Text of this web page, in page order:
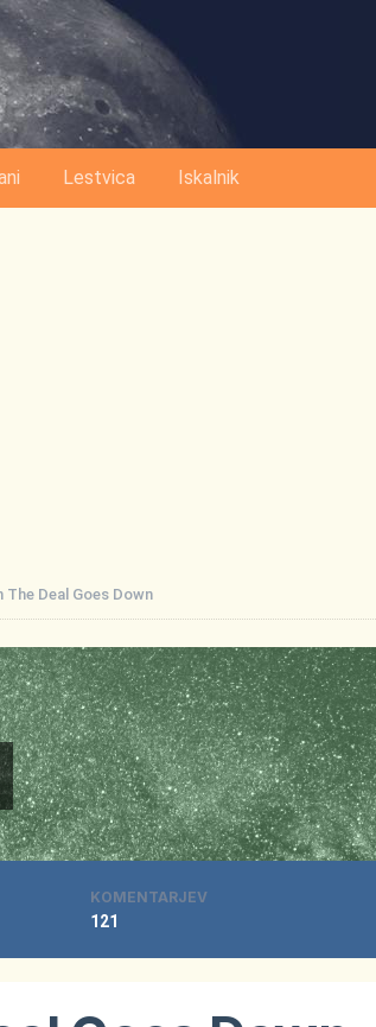
Lestvica Iskalnik
The Deal Goes Down
KOMENTARJEV
121